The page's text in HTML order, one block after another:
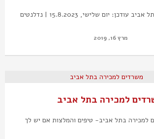
יום שלישי, 15.8.2023 | נדלנטים
מרץ 16, 2019
למכירה בתל אביב
למכירה בתל אביב- טיפים והמלצות אם יש לך